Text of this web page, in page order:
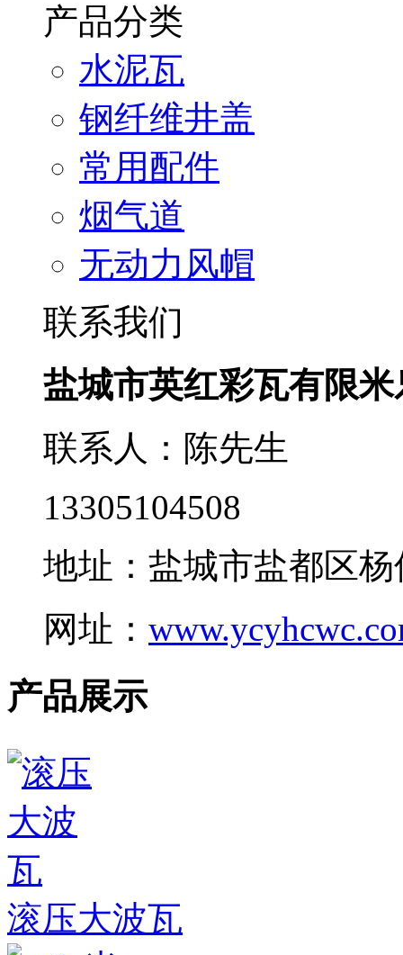
产品分类
水泥瓦
钢纤维井盖
常用配件
烟气道
无动力风帽
联系我们
盐城市英红彩瓦有限
联系人：陈先生
13305104508
地址：盐城市盐都区
网址：
产品展示
滚压大波瓦